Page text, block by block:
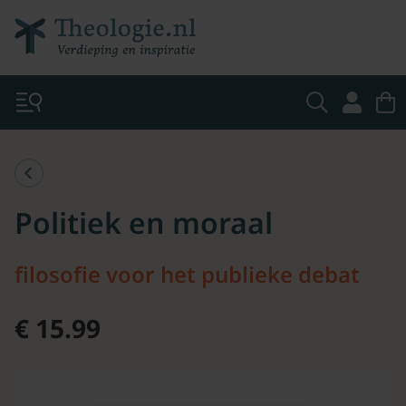
Politiek en moraal
filosofie voor het publieke debat
€ 15.99